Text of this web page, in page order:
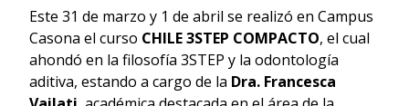
Este 31 de marzo y 1 de abril se realizó en Campus
Casona el curso CHILE 3STEP COMPACTO, el cual
ahondó en la filosofía 3STEP y la odontología
aditiva, estando a cargo de la Dra. Francesca